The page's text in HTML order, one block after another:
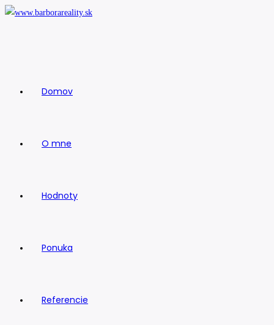
Skip
Domov
O mne
Hodnoty
Ponuka
Referencie